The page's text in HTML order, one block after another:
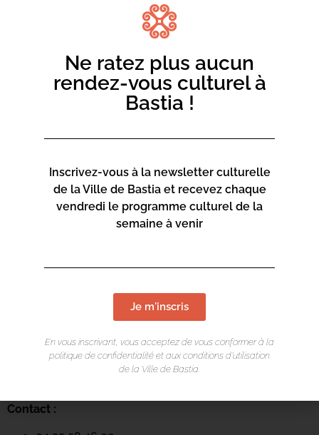
LIEU DE L'ÉVÉNEMENT
Mediateca Centru Cità
Place du Théatre
Rue Favalelli
Contact :
Ne ratez plus aucun
rendez-vous culturel à
Bastia !
Inscrivez-vous à la newsletter culturelle
de la Ville de Bastia et recevez chaque
vendredi le programme culturel de la
semaine à venir
Je m'inscris
En vous inscrivant, vous acceptez de vous conformer à la
politique de confidentialité et aux conditions d’utilisation
de la Ville de Bastia.